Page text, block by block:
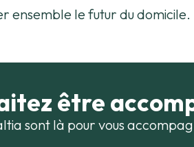
ensemble le futur du domicile.
être
sont là pour vous